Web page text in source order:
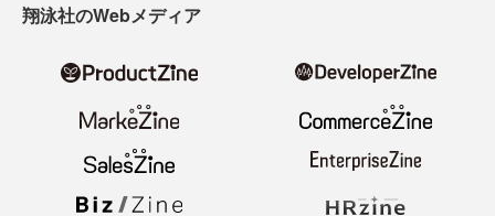
翔泳社のWebメディア